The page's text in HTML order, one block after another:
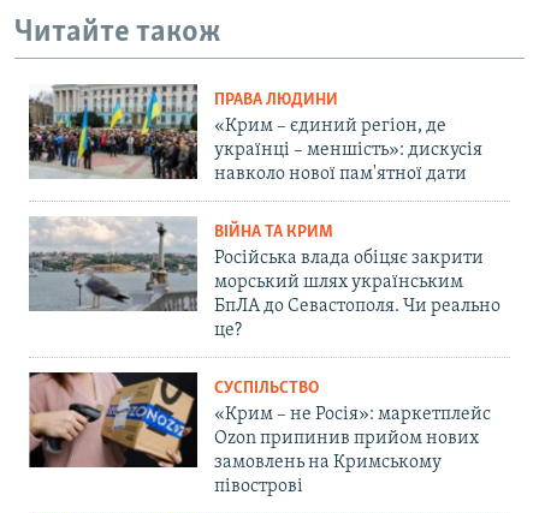
Читайте також
ПРАВА ЛЮДИНИ
«Крим – єдиний регіон, де
українці – меншість»: дискусія
навколо нової пам'ятної дати
ВІЙНА ТА КРИМ
Російська влада обіцяє закрити
морський шлях українським
БпЛА до Севастополя. Чи реально
це?
СУСПІЛЬСТВО
«Крим – не Росія»: маркетплейс
Ozon припинив прийом нових
замовлень на Кримському
півострові